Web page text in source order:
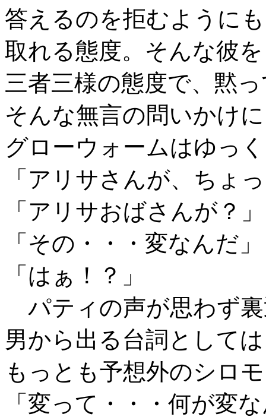
答えるのを拒むように
取れる態度。そんな彼を
三者三様の態度で、黙
そんな無言の問いかけ
グローウォームはゆっ
「アリサさんが、ちょ
「アリサおばさんが？」
「その・・・変なんだ」
「はぁ！？」
パティの声が思わず
男から出る台詞として
もっとも予想外のシロ
「変って・・・何が変